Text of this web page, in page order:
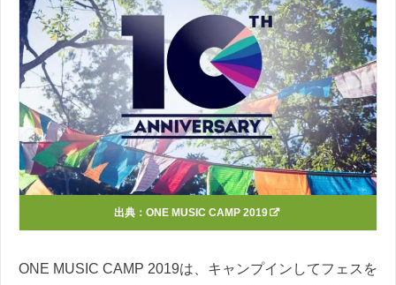
出典： ONE MUSIC CAMP 2019
ONE MUSIC CAMP 2019は、キャンプインしてフェスを